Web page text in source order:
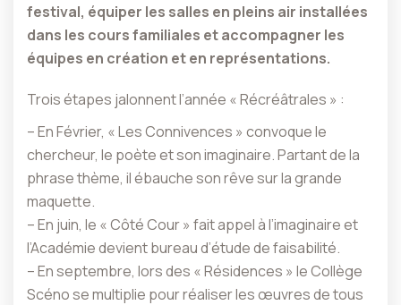
festival, équiper les salles en pleins air installées
dans les cours familiales et accompagner les
équipes en création et en représentations.
Trois étapes jalonnent l’année « Récréâtrales » :
– En Février, « Les Connivences » convoque le
chercheur, le poète et son imaginaire. Partant de la
phrase thème, il ébauche son rêve sur la grande
maquette.
– En juin, le « Côté Cour » fait appel à l’imaginaire et
l’Académie devient bureau d’étude de faisabilité.
– En septembre, lors des « Résidences » le Collège
Scéno se multiplie pour réaliser les œuvres de tous